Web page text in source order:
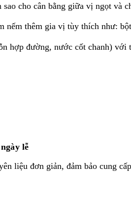
cho cân bằng giữa vị ngọt và
nếm thêm gia vị tùy thích như:
hợp đường, nước cốt chanh) với
lễ
liệu đơn giản, đảm bảo cung